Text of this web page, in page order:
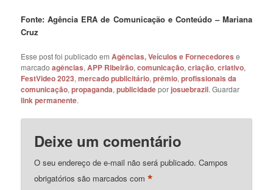
Fonte: Agência ERA de Comunicação e Conteúdo – Mariana
Cruz
Esse post foi publicado emAgências, Veículos e Fornecedores e
marcadoagências,APP Ribeirão,comunicação,criação,criativo,
FestVideo 2023,mercado publicitário,prêmio,profissionais da
comunicação,propaganda,publicidadeporjosuebrazil. Guardar
link permanente.
Deixe um comentário
O seu endereço de e-mail não será publicado. Campos
obrigatórios são marcados com*